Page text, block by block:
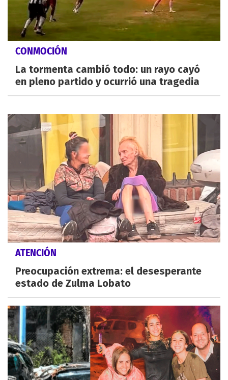
CONMOCIÓN
La tormenta cambió todo: un rayo cayó
en pleno partido y ocurrió una tragedia
ATENCIÓN
Preocupación extrema: el desesperante
estado de Zulma Lobato